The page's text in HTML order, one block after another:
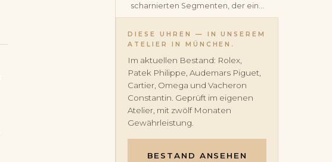
populär in der Uhrenwelt durch Omega,
neoklassischen Segment.
scharnierten Segmenten, der ein
Armband oder Lederband schließt, ohne
werden muss. Schont die Lederkante, hält
die Uhr sicher am Handgelenk und ist
heute Standard auf höherwertigen
Armbändern.
DIESE UHREN — IN UNSEREM
ATELIER IN MÜNCHEN.
Im aktuellen Bestand: Rolex,
Patek Philippe, Audemars Piguet,
Cartier, Omega und Vacheron
Constantin. Geprüft im eigenen
Atelier, mit zwölf Monaten
Gewährleistung.
BESTAND ANSEHEN